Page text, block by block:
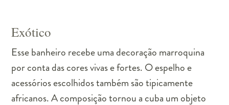
Exótico
Esse banheiro recebe uma decoração marroquina
por conta das cores vivas e fortes. O espelho e
acessórios escolhidos também são tipicamente
africanos. A composição tornou a cuba um objeto